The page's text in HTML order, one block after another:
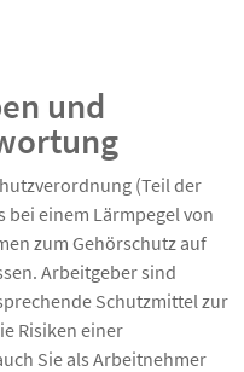
und
(Teil der
einem Lärmpegel von
zum Gehörschutz auf
Arbeitgeber sind
Schutzmittel zur
Risiken einer
Sie als Arbeitnehmer